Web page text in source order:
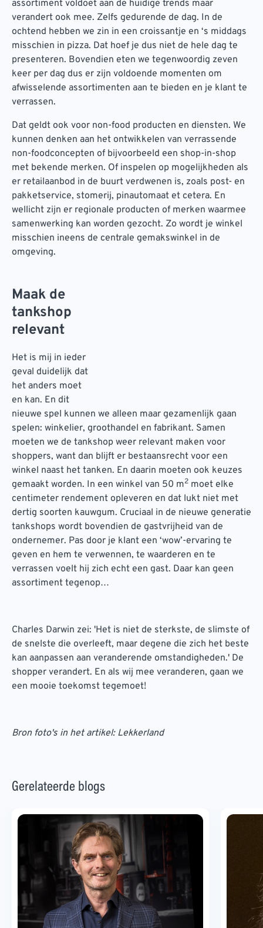
assortiment voldoet aan de huidige trends maar
verandert ook mee. Zelfs gedurende de dag. In de
ochtend hebben we zin in een croissantje en ‘s middags
misschien in pizza. Dat hoef je dus niet de hele dag te
presenteren. Bovendien eten we tegenwoordig zeven
keer per dag dus er zijn voldoende momenten om
afwisselende assortimenten aan te bieden en je klant te
verrassen.
Dat geldt ook voor non-food producten en diensten. We
kunnen denken aan het ontwikkelen van verrassende
non-foodconcepten of bijvoorbeeld een shop-in-shop
met bekende merken. Of inspelen op mogelijkheden als
er retailaanbod in de buurt verdwenen is, zoals post- en
pakketservice, stomerij, pinautomaat et cetera. En
wellicht zijn er regionale producten of merken waarmee
samenwerking kan worden gezocht. Zo wordt je winkel
misschien ineens de centrale gemakswinkel in de
omgeving.
Maak de
tankshop
relevant
Het is mij in ieder
geval duidelijk dat
het anders moet
en kan. En dit
nieuwe spel kunnen we alleen maar gezamenlijk gaan
spelen: winkelier, groothandel en fabrikant. Samen
moeten we de tankshop weer relevant maken voor
shoppers, want dan blijft er bestaansrecht voor een
winkel naast het tanken. En daarin moeten ook keuzes
gemaakt worden. In een winkel van 50 m2 moet elke
centimeter rendement opleveren en dat lukt niet met
dertig soorten kauwgum. Cruciaal in de nieuwe generatie
tankshops wordt bovendien de gastvrijheid van de
ondernemer. Pas door je klant een ‘wow’-ervaring te
geven en hem te verwennen, te waarderen en te
verrassen voelt hij zich echt een gast. Daar kan geen
assortiment tegenop…
Charles Darwin zei: 'Het is niet de sterkste, de slimste of
de snelste die overleeft, maar degene die zich het beste
kan aanpassen aan veranderende omstandigheden.' De
shopper verandert. En als wij mee veranderen, gaan we
een mooie toekomst tegemoet!
Bron foto's in het artikel: Lekkerland
Gerelateerde blogs